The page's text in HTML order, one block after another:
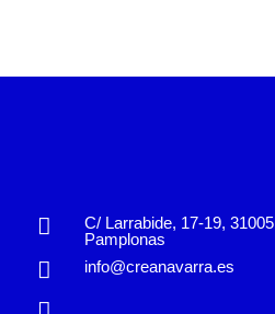
C/ Larrabide, 17-19, 31005
Pamplonas
info@creanavarra.es